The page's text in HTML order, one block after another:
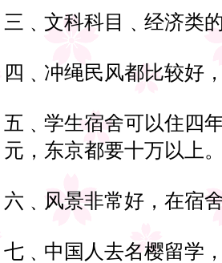
三﹑文科科目﹑经济类
四﹑冲绳民风都比较好
五﹑学生宿舍可以住四
元，东京都要十万以上
六﹑风景非常好，在宿
七﹑中国人去名樱留学